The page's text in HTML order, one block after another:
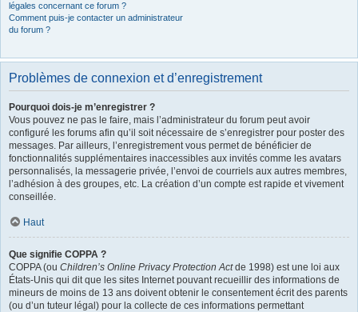
légales concernant ce forum ?
Comment puis-je contacter un administrateur
du forum ?
Problèmes de connexion et d’enregistrement
Pourquoi dois-je m’enregistrer ?
Vous pouvez ne pas le faire, mais l’administrateur du forum peut avoir
configuré les forums afin qu’il soit nécessaire de s’enregistrer pour poster des
messages. Par ailleurs, l’enregistrement vous permet de bénéficier de
fonctionnalités supplémentaires inaccessibles aux invités comme les avatars
personnalisés, la messagerie privée, l’envoi de courriels aux autres membres,
l’adhésion à des groupes, etc. La création d’un compte est rapide et vivement
conseillée.
Haut
Que signifie COPPA ?
COPPA (ou Children’s Online Privacy Protection Actde 1998) est une loi aux
États-Unis qui dit que les sites Internet pouvant recueillir des informations de
mineurs de moins de 13 ans doivent obtenir le consentement écrit des parents
(ou d’un tuteur légal) pour la collecte de ces informations permettant